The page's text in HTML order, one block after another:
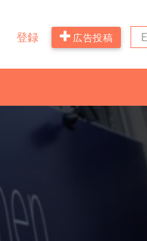
登録 広告投稿